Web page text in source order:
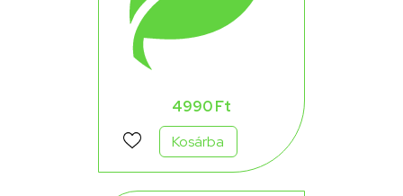
4990 Ft
Kosárba